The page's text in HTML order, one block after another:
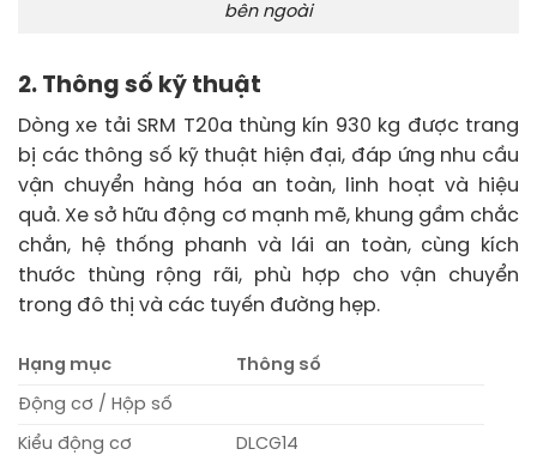
bên ngoài
2. Thông số kỹ thuật
Dòng xe tải SRM T20a thùng kín 930 kg được trang
bị các thông số kỹ thuật hiện đại, đáp ứng nhu cầu
vận chuyển hàng hóa an toàn, linh hoạt và hiệu
quả. Xe sở hữu động cơ mạnh mẽ, khung gầm chắc
chắn, hệ thống phanh và lái an toàn, cùng kích
thước thùng rộng rãi, phù hợp cho vận chuyển
trong đô thị và các tuyến đường hẹp.
Hạng mục Thông số
Động cơ / Hộp số
Kiểu động cơ DLCG14